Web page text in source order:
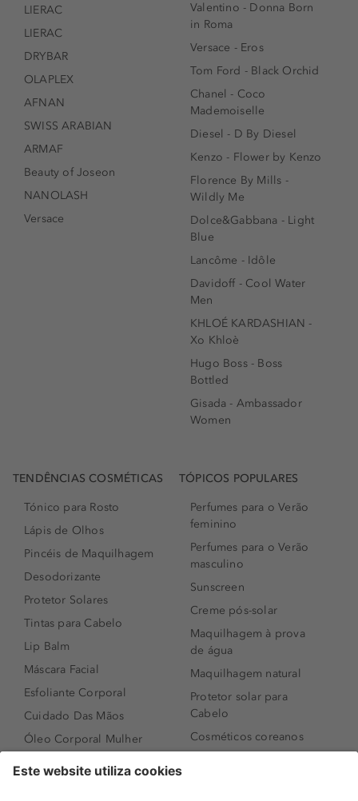
LIERAC
LIERAC
DRYBAR
OLAPLEX
AFNAN
SWISS ARABIAN
ARMAF
Beauty of Joseon
NANOLASH
Versace
Valentino - Donna Born
in Roma
Versace - Eros
Tom Ford - Black Orchid
Chanel - Coco
Mademoiselle
Diesel - D By Diesel
Kenzo - Flower by Kenzo
Florence By Mills -
Wildly Me
Dolce&Gabbana - Light
Blue
Lancôme - Idôle
Davidoff - Cool Water
Men
KHLOÉ KARDASHIAN -
Xo Khloè
Hugo Boss - Boss
Bottled
Gisada - Ambassador
Women
TENDÊNCIAS COSMÉTICAS
Tónico para Rosto
Lápis de Olhos
Pincéis de Maquilhagem
Desodorizante
Protetor Solares
Tintas para Cabelo
Lip Balm
Máscara Facial
Esfoliante Corporal
Cuidado Das Mãos
Óleo Corporal Mulher
TÓPICOS POPULARES
Perfumes para o Verão
feminino
Perfumes para o Verão
masculino
Sunscreen
Creme pós-solar
Maquilhagem à prova
de água
Maquilhagem natural
Protetor solar para
Cabelo
Cosméticos coreanos